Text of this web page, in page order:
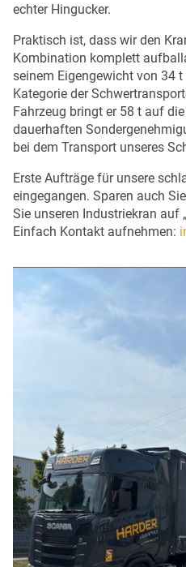
echter Hingucker.
Praktisch ist, dass wir den
Kombination komplett
seinem Eigengewicht von 34
Kategorie der
Fahrzeug bringt er 58 t auf
dauerhaften
bei dem Transport unseres
Erste Aufträge für unsere
eingegangen. Sparen auch
Sie unseren Industriekran auf
Einfach Kontakt aufnehmen: